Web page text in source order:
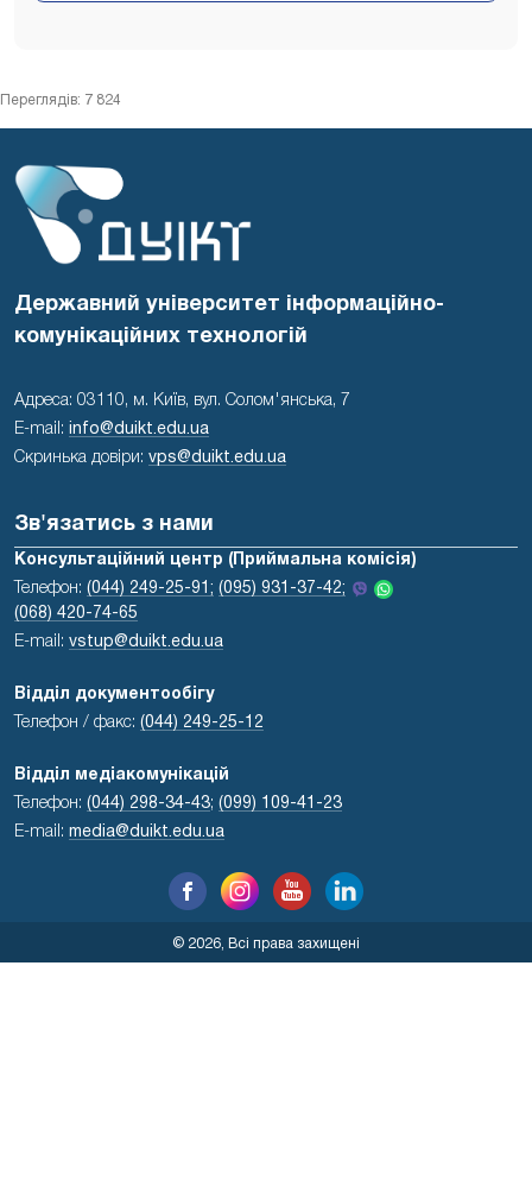
Переглядів: 7 824
Державний університет інформаційно-
комунікаційних технологій
Адреса: 03110, м. Київ, вул. Солом'янська, 7
E-mail:
info@duikt.edu.ua
Скринька довіри: vps@duikt.edu.ua
Зв'язатись з нами
Консультаційний центр (Приймальна комісія)
Телефон: (044) 249-25-91; (095) 931-37-42;
(068) 420-74-65
E-mail: vstup@duikt.edu.ua
Відділ документообігу
Телефон / факс: (044) 249-25-12
Відділ медіакомунікацій
Телефон: (044) 298-34-43; (099) 109-41-23
E-mail: media@duikt.edu.ua
© 2026, Всі права захищені